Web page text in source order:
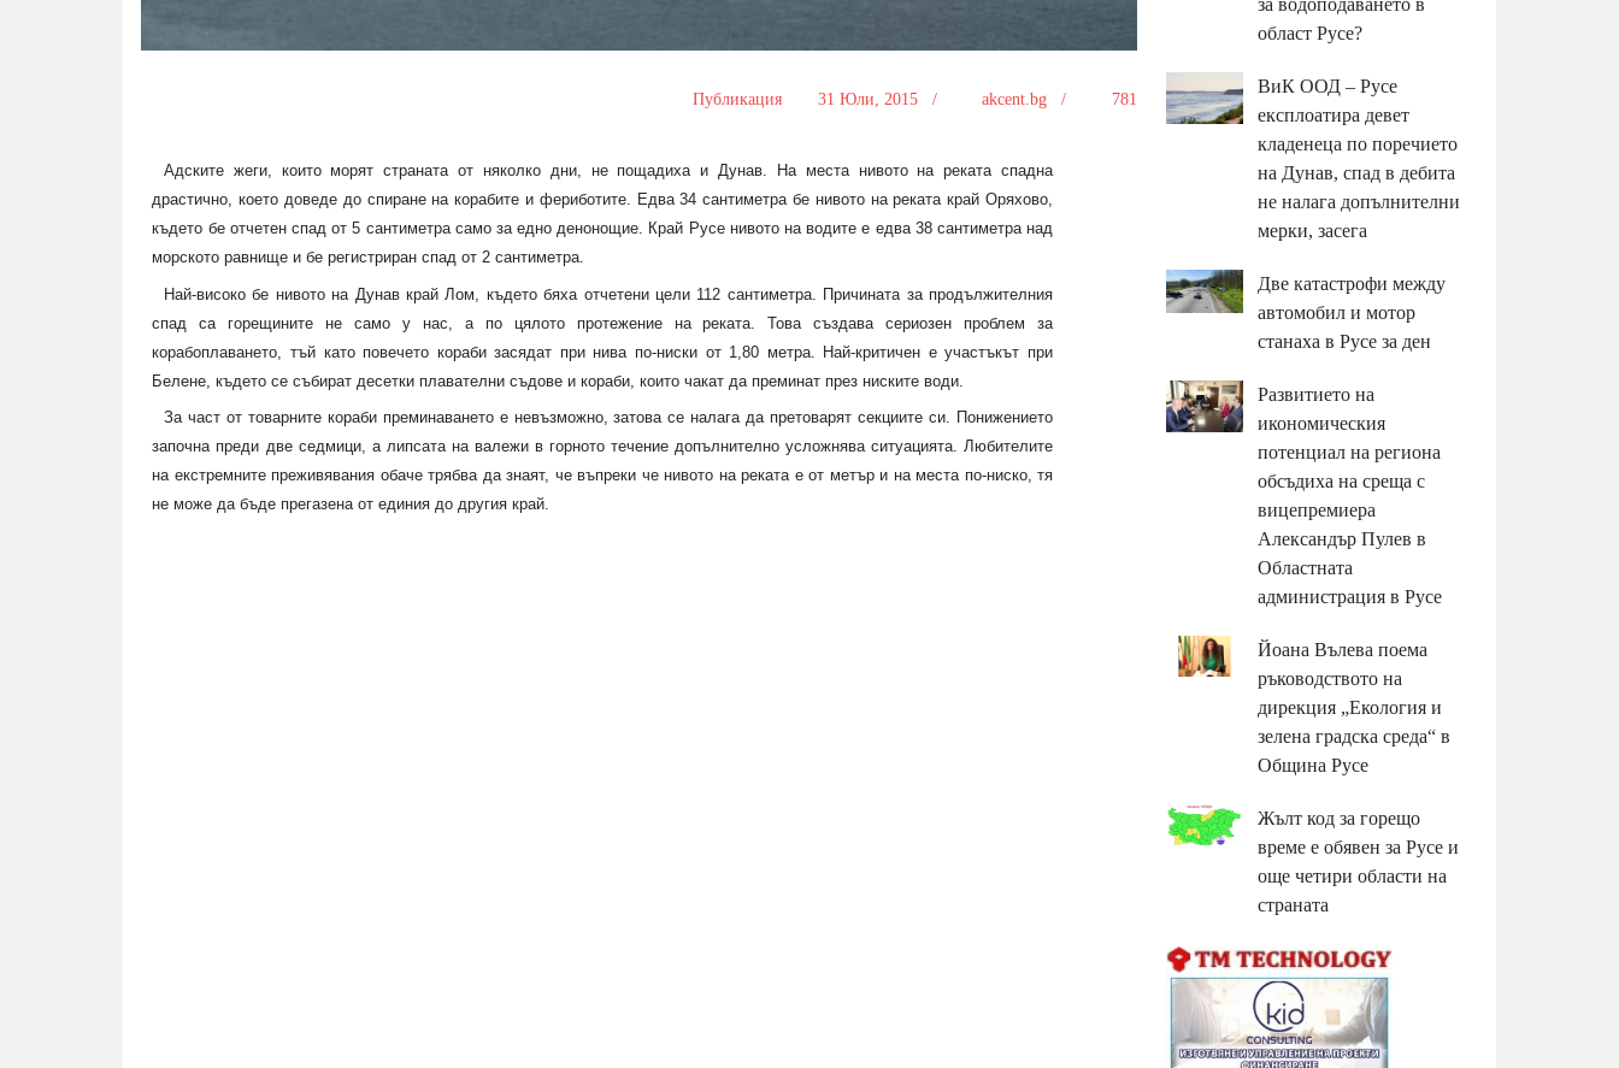
Публикация 31 Юли, 2015 / akcent.bg / 781
Адските жеги, които морят страната от няколко дни, не пощадиха и Дунав. На места нивото на реката спадна
драстично, което доведе до спиране на корабите и фериботите. Едва 34 сантиметра бе нивото на реката край Оряхово,
където бе отчетен спад от 5 сантиметра само за едно денонощие. Край Русе нивото на водите е едва 38 сантиметра над
морското равнище и бе регистриран спад от 2 сантиметра.
Най-високо бе нивото на Дунав край Лом, където бяха отчетени цели 112 сантиметра. Причината за продължителния
спад са горещините не само у нас, а по цялото протежение на реката. Това създава сериозен проблем за
корабоплаването, тъй като повечето кораби засядат при нива по-ниски от 1,80 метра. Най-критичен е участъкът при
Белене, където се събират десетки плавателни съдове и кораби, които чакат да преминат през ниските води.
За част от товарните кораби преминаването е невъзможно, затова се налага да претоварят секциите си. Понижението
започна преди две седмици, а липсата на валежи в горното течение допълнително усложнява ситуацията. Любителите
на екстремните преживявания обаче трябва да знаят, че въпреки че нивото на реката е от метър и на места по-ниско, тя
не може да бъде прегазена от единия до другия край.
област Русе?
ВиК ООД – Русе
експлоатира девет
кладенеца по поречието
на Дунав, спад в дебита
не налага допълнителни
мерки, засега
Две катастрофи между
автомобил и мотор
станаха в Русе за ден
Развитието на
икономическия
потенциал на региона
обсъдиха на среща с
вицепремиера
Александър Пулев в
Областната
администрация в Русе
Йоана Вълева поема
ръководството на
дирекция „Екология и
зелена градска среда“ в
Община Русе
Жълт код за горещо
време е обявен за Русе и
още четири области на
страната